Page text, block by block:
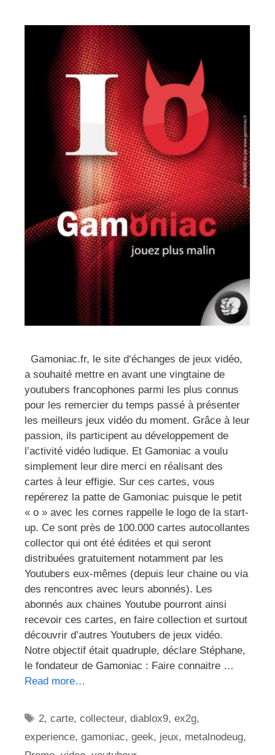
Gamoniac.fr, le site d‘échanges de jeux vidéo,
a souhaité mettre en avant une vingtaine de
youtubers francophones parmi les plus connus
pour les remercier du temps passé à présenter
les meilleurs jeux vidéo du moment. Grâce à leur
passion, ils participent au développement de
l’activité vidéo ludique. Et Gamoniac a voulu
simplement leur dire merci en réalisant des
cartes à leur effigie. Sur ces cartes, vous
repérerez la patte de Gamoniac puisque le petit
« o » avec les cornes rappelle le logo de la start-
up. Ce sont près de 100.000 cartes autocollantes
collector qui ont été éditées et qui seront
distribuées gratuitement notamment par les
Youtubers eux-mêmes (depuis leur chaine ou via
des rencontres avec leurs abonnés). Les
abonnés aux chaines Youtube pourront ainsi
recevoir ces cartes, en faire collection et surtout
découvrir d’autres Youtubers de jeux vidéo.
Notre objectif était quadruple, déclare Stéphane,
le fondateur de Gamoniac : Faire connaitre …
Read more…
Étiquettes
2,carte,collecteur,diablox9,ex2g,
experience, gamoniac, geek, jeux, metalnodeug,